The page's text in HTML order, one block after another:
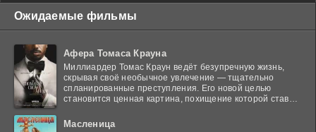
Ожидаемые фильмы
Афера Томаса Крауна
Миллиардер Томас Краун ведёт безупречную жизнь,
скрывая своё необычное увлечение — тщательно
спланированные преступления. Его новой целью
становится ценная картина, похищение которой ставит
Масленица